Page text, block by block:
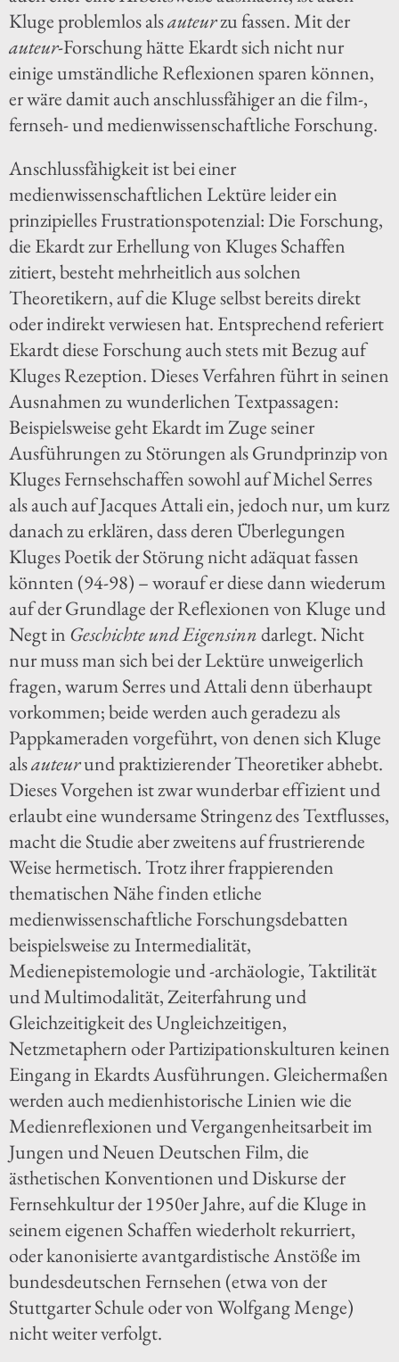
Kluge problemlos alsauteurzu fassen. Mit der
auteur-Forschung hätte Ekardt sich nicht nur
einige umständliche Reflexionen sparen können,
er wäre damit auch anschlussfähiger an die film-,
fernseh- und medienwissenschaftliche Forschung.
Anschlussfähigkeit ist bei einer
medienwissenschaftlichen Lektüre leider ein
prinzipielles Frustrationspotenzial: Die Forschung,
die Ekardt zur Erhellung von Kluges Schaffen
zitiert, besteht mehrheitlich aus solchen
Theoretikern, auf die Kluge selbst bereits direkt
oder indirekt verwiesen hat. Entsprechend referiert
Ekardt diese Forschung auch stets mit Bezug auf
Kluges Rezeption. Dieses Verfahren führt in seinen
Ausnahmen zu wunderlichen Textpassagen:
Beispielsweise geht Ekardt im Zuge seiner
Ausführungen zu Störungen als Grundprinzip von
Kluges Fernsehschaffen sowohl auf Michel Serres
als auch auf Jacques Attali ein, jedoch nur, um kurz
danach zu erklären, dass deren Überlegungen
Kluges Poetik der Störung nicht adäquat fassen
könnten (94-98) – worauf er diese dann wiederum
auf der Grundlage der Reflexionen von Kluge und
Negt in Geschichte und Eigensinndarlegt. Nicht
nur muss man sich bei der Lektüre unweigerlich
fragen, warum Serres und Attali denn überhaupt
vorkommen; beide werden auch geradezu als
Pappkameraden vorgeführt, von denen sich Kluge
alsauteurund praktizierender Theoretiker abhebt.
Dieses Vorgehen ist zwar wunderbar effizient und
erlaubt eine wundersame Stringenz des Textflusses,
macht die Studie aber zweitens auf frustrierende
Weise hermetisch. Trotz ihrer frappierenden
thematischen Nähe finden etliche
medienwissenschaftliche Forschungsdebatten
beispielsweise zu Intermedialität,
Medienepistemologie und -archäologie, Taktilität
und Multimodalität, Zeiterfahrung und
Gleichzeitigkeit des Ungleichzeitigen,
Netzmetaphern oder Partizipationskulturen keinen
Eingang in Ekardts Ausführungen. Gleichermaßen
werden auch medienhistorische Linien wie die
Medienreflexionen und Vergangenheitsarbeit im
Jungen und Neuen Deutschen Film, die
ästhetischen Konventionen und Diskurse der
Fernsehkultur der 1950er Jahre, auf die Kluge in
seinem eigenen Schaffen wiederholt rekurriert,
oder kanonisierte avantgardistische Anstöße im
bundesdeutschen Fernsehen (etwa von der
Stuttgarter Schule oder von Wolfgang Menge)
nicht weiter verfolgt.